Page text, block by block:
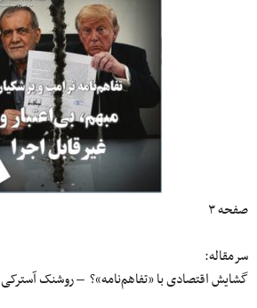
صفحه ۳
سرمقاله:
گشایش اقتصادی با «تفاهم‌نامه»؟ – روشنک آسترکی